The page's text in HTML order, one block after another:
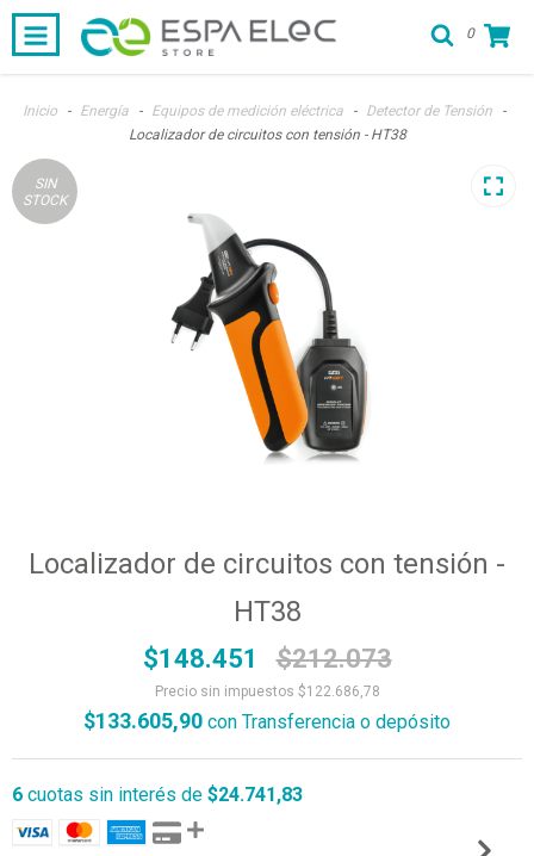
0
Inicio - Energía - Equipos de medición eléctrica - Detector de Tensión
-
Localizador de circuitos con tensión - HT38
SIN
STOCK
Localizador de circuitos con tensión -
HT38
$148.451 $212.073
Precio sin impuestos $122.686,78
$133.605,90 con Transferencia o depósito
6 cuotas sin interés de $24.741,83